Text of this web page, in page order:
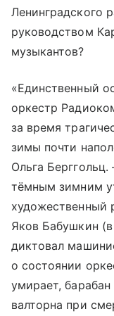
Ленинградского
руководством
музыкантов?
«Единственный
оркестр
за время
зимы почти
Ольга
тёмным зимним
художественный
Яков Бабушкин (в
диктовал
о состоянии
умирает,
валторна при